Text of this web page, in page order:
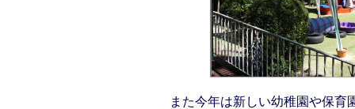
また今年は新しい幼稚園や保育